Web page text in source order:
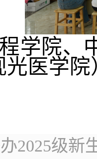
学院、
光医学
2025级新